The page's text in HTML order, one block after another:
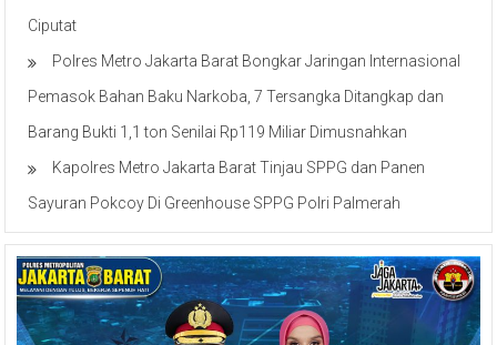
Ciputat
Polres Metro Jakarta Barat Bongkar Jaringan Internasional
Pemasok Bahan Baku Narkoba, 7 Tersangka Ditangkap dan
Barang Bukti 1,1 ton Senilai Rp119 Miliar Dimusnahkan
Kapolres Metro Jakarta Barat Tinjau SPPG dan Panen
Sayuran Pokcoy Di Greenhouse SPPG Polri Palmerah